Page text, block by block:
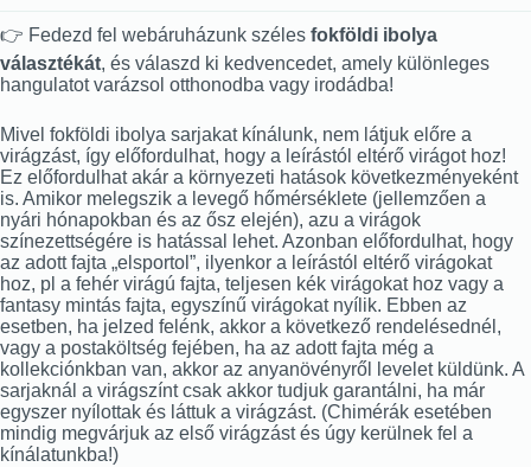
👉 Fedezd fel webáruházunk széles fokföldi ibolya
választékát, és válaszd ki kedvencedet, amely különleges
hangulatot varázsol otthonodba vagy irodádba!
Mivel fokföldi ibolya sarjakat kínálunk, nem látjuk előre a
virágzást, így előfordulhat, hogy a leírástól eltérő virágot hoz!
Ez előfordulhat akár a környezeti hatások következményeként
is. Amikor melegszik a levegő hőmérséklete (jellemzően a
nyári hónapokban és az ősz elején), azu a virágok
színezettségére is hatással lehet. Azonban előfordulhat, hogy
az adott fajta „elsportol”, ilyenkor a leírástól eltérő virágokat
hoz, pl a fehér virágú fajta, teljesen kék virágokat hoz vagy a
fantasy mintás fajta, egyszínű virágokat nyílik. Ebben az
esetben, ha jelzed felénk, akkor a következő rendelésednél,
vagy a postaköltség fejében, ha az adott fajta még a
kollekciónkban van, akkor az anyanövényről levelet küldünk. A
sarjaknál a virágszínt csak akkor tudjuk garantálni, ha már
egyszer nyílottak és láttuk a virágzást. (Chimérák esetében
mindig megvárjuk az első virágzást és úgy kerülnek fel a
kínálatunkba!)